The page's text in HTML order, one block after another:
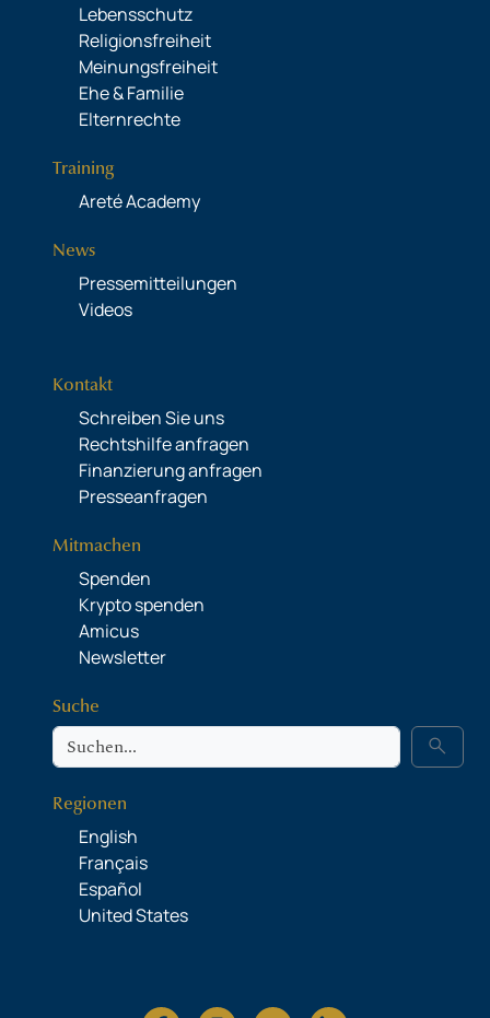
Lebensschutz
Religionsfreiheit
Meinungsfreiheit
Ehe & Familie
Elternrechte
Training
Areté Academy
News
Pressemitteilungen
Videos
Kontakt
Schreiben Sie uns
Rechtshilfe anfragen
Finanzierung anfragen
Presseanfragen
Mitmachen
Spenden
Krypto spenden
Amicus
Newsletter
Suche
Suche search
Regionen
English
Français
Español
United States